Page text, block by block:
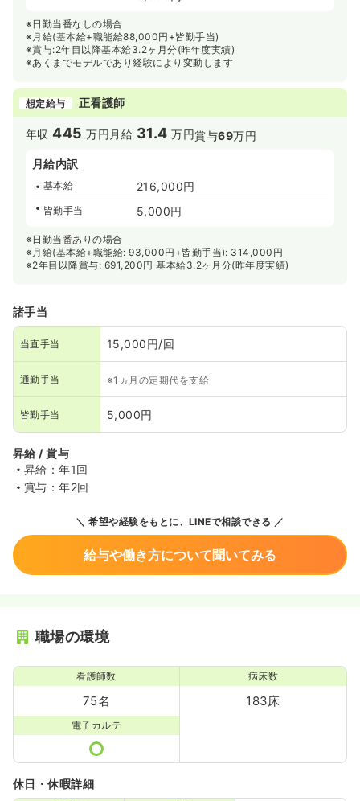
※日勤当番なしの場合
※月給(基本給+職能給88,000円+皆勤手当)
※賞与:2年目以降基本給3.2ヶ月分(昨年度実績)
※あくまでモデルであり経験により変動します
想定給与 正看護師
年収445 万円 月給 31.4 万円賞与69万円
月給内訳
基本給 216,000円
皆勤手当 5,000円
※日勤当番ありの場合
※月給(基本給+職能給: 93,000円+皆勤手当): 314,000円
※2年目以降賞与: 691,200円 基本給3.2ヶ月分(昨年度実績)
諸手当
当直手当 15,000円/回
通勤手当 ※1ヵ月の定期代を支給
皆勤手当 5,000円
昇給 / 賞与
昇給：年1回
賞与：年2回
希望や経験をもとに、LINEで相談できる
給与や働き方について聞いてみる
職場の環境
看護師数
75名
病床数
183床
電子カルテ
休日・休暇詳細